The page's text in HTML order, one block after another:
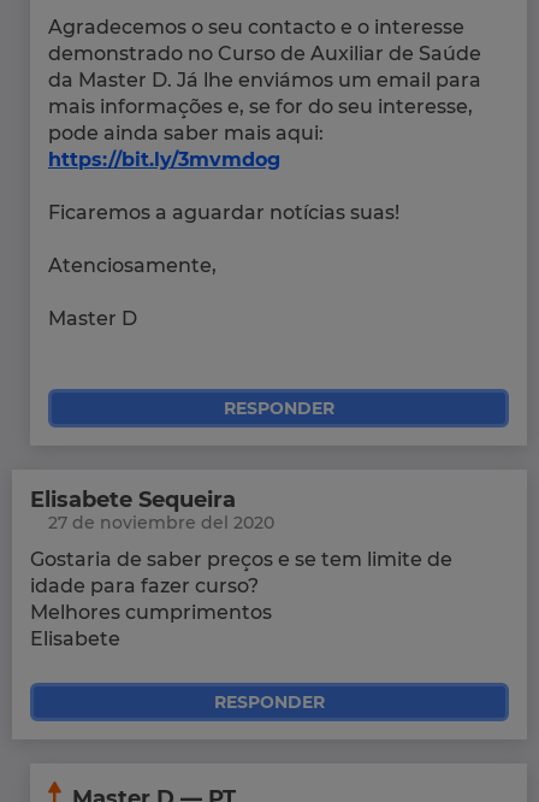
Agradecemos o seu contacto e o interesse
demonstrado no Curso de Auxiliar de Saúde
da Master D. Já lhe enviámos um email para
mais informações e, se for do seu interesse,
pode ainda saber mais aqui:
https://bit.ly/3mvmdog
Ficaremos a aguardar notícias suas!
Atenciosamente,
Master D
RESPONDER
Elisabete Sequeira
27 de noviembre del 2020
Gostaria de saber preços e se tem limite de
idade para fazer curso?
Melhores cumprimentos
Elisabete
RESPONDER